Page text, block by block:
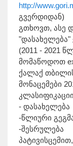
http://
გვერდიდან)
გთხოვთ, ასე
(2011 - 2021
მომაწოდოთ
ქალაქ
მონაცემები
- დასახელება
-წლიური
-შესრულება
პატივისცემით,